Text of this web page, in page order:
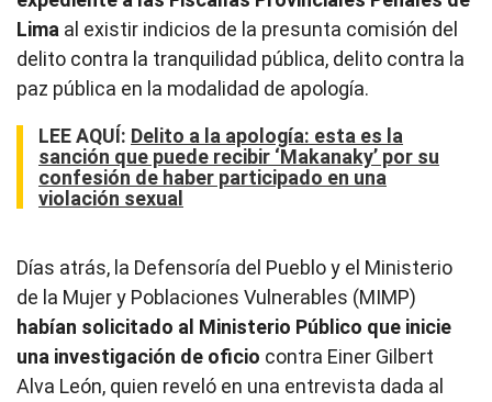
Lima al existir indicios de la presunta comisión del
delito contra la tranquilidad pública, delito contra la
paz pública en la modalidad de apología.
LEE AQUÍ: Delito a la apología: esta es la
sanción que puede recibir ‘Makanaky’ por su
confesión de haber participado en una
violación sexual
Días atrás, la Defensoría del Pueblo y el Ministerio
de la Mujer y Poblaciones Vulnerables (MIMP)
habían solicitado al Ministerio Público que inicie
una investigación de oficio contra Einer Gilbert
Alva León, quien reveló en una entrevista dada al